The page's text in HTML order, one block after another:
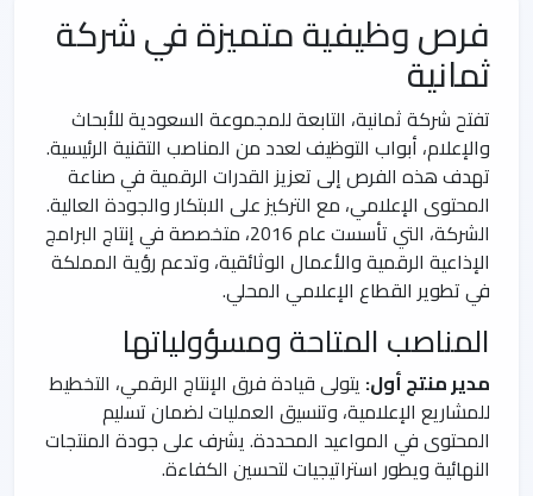
فرص وظيفية متميزة في شركة
ثمانية
تفتح شركة ثمانية، التابعة للمجموعة السعودية للأبحاث
والإعلام، أبواب التوظيف لعدد من المناصب التقنية الرئيسية.
تهدف هذه الفرص إلى تعزيز القدرات الرقمية في صناعة
المحتوى الإعلامي، مع التركيز على الابتكار والجودة العالية.
الشركة، التي تأسست عام 2016، متخصصة في إنتاج البرامج
الإذاعية الرقمية والأعمال الوثائقية، وتدعم رؤية المملكة
في تطوير القطاع الإعلامي المحلي.
المناصب المتاحة ومسؤولياتها
مدير منتج أول: يتولى قيادة فرق الإنتاج الرقمي، التخطيط
للمشاريع الإعلامية، وتنسيق العمليات لضمان تسليم
المحتوى في المواعيد المحددة. يشرف على جودة المنتجات
النهائية ويطور استراتيجيات لتحسين الكفاءة.